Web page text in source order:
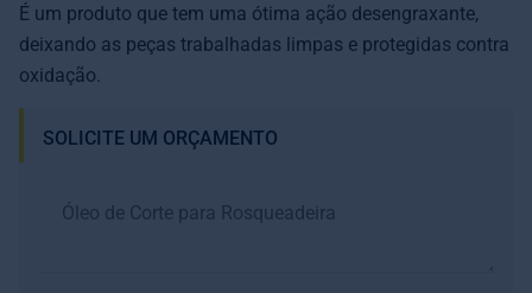
É um produto que tem uma ótima ação desengraxante,
deixando as peças trabalhadas limpas e protegidas contra
oxidação.
SOLICITE UM ORÇAMENTO